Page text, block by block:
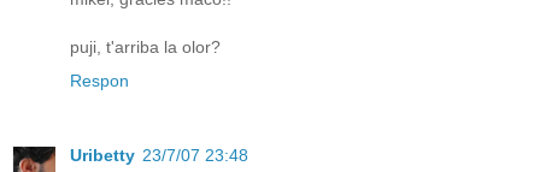
puji, t'arriba la olor?
Respon
Uribetty 23/7/07 23:48